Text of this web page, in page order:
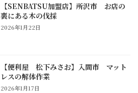
【SENBATSU加盟店】所沢市 お店の
裏にある木の伐採
2026年1月22日
【便利屋 松下みさお】入間市 マット
レスの解体作業
2026年1月17日